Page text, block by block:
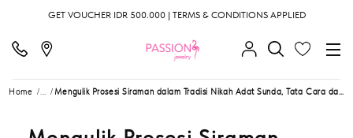
GET VOUCHER IDR 500.000 | TERMS & CONDITIONS APPLIED
Home ... Mengulik Prosesi Siraman dalam Tradisi Nikah Adat Sunda, Tata Cara dan Maknanya